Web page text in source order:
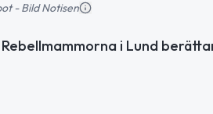
- Bild Notisen
i Lund